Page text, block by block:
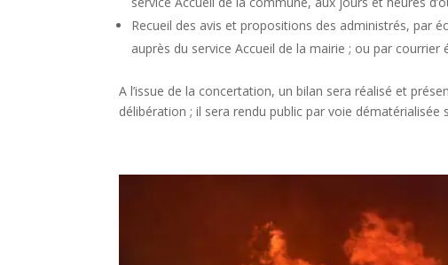
Recueil des avis et propositions des administrés, par
auprès du service Accueil de la mairie ; ou par
A l’issue de la concertation, un bilan sera réalisé et
délibération ; il sera rendu public par voie